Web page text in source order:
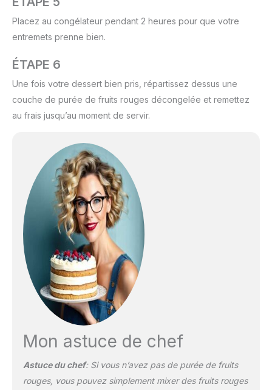
Placez au congélateur pendant 2 heures pour que votre
entremets prenne bien.
ÉTAPE 6
Une fois votre dessert bien pris, répartissez dessus une
couche de purée de fruits rouges décongelée et remettez
au frais jusqu’au moment de servir.
Mon astuce de chef
Astuce du chef: Si vous n’avez pas de purée de fruits
rouges, vous pouvez simplement mixer des fruits rouges